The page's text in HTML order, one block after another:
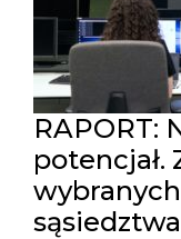
RAPORT:
potencjał.